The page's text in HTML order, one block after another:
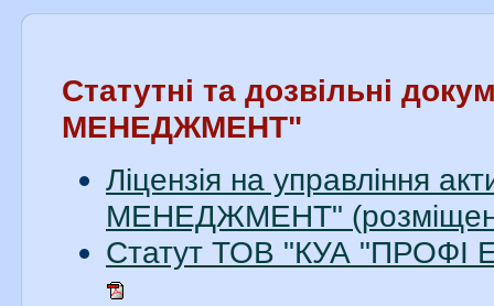
Статутні та дозвільні
МЕНЕДЖМЕНТ"
Ліцензія на управління
МЕНЕДЖМЕНТ"
Статут ТОВ "КУА